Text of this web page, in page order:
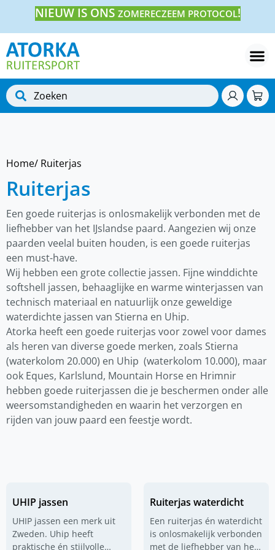
NIEUW IS ONS ZOMERECZEEM PROTOCOL!
Home/ Ruiterjas
Ruiterjas
Een goede ruiterjas is onlosmakelijk verbonden met de
liefhebber van het IJslandse paard. Aangezien wij onze
paarden veelal buiten houden, is een goede ruiterjas
een must-have.
Wij hebben een grote collectie jassen. Fijne winddichte
softshell jassen, behaaglijke en warme winterjassen van
technisch materiaal en natuurlijk onze geweldige
waterdichte jassen van Stierna en Uhip.
Atorka heeft een goede ruiterjas voor zowel voor dames
als heren van diverse goede merken, zoals Stierna
(waterkolom 20.000) en Uhip (waterkolom 10.000), maar
ook Eques, Karlslund, Mountain Horse en Hrimnir
hebben goede ruiterjassen die je beschermen onder alle
weersomstandigheden en waarin het verzorgen en
rijden van jouw paard een feestje wordt.
UHIP jassen
UHIP jassen een merk uit
Zweden. Uhip heeft
praktische én stijlvolle
Ruiterjas waterdicht
Een ruiterjas én waterdicht
is onlosmakelijk verbonden
met de liefhebber van het